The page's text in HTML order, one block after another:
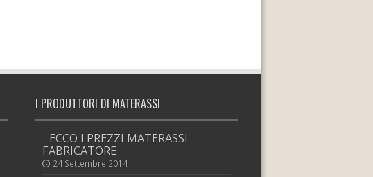
I PRODUTTORI DI MATERASSI
ECCO I PREZZI MATERASSI
FABRICATORE
24 Settembre 2014